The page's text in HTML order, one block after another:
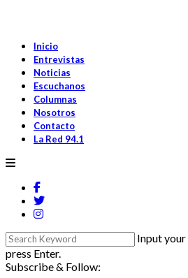
Inicio
Entrevistas
Noticias
Escuchanos
Columnas
Nosotros
Contacto
La Red 94.1
Input
press Enter.
Subscribe & Follow: